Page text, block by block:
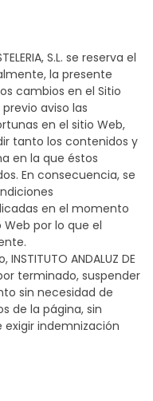
S.L. se reserva el
la presente
cambios en el Sitio
aviso las
en el sitio Web,
tanto los contenidos y
en la que éstos
En consecuencia, se
en el momento
por lo que el
ANDALUZ DE
por terminado, suspender
sin necesidad de
de la página, sin
exigir indemnización